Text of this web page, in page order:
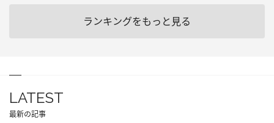
ランキングをもっと見る
LATEST
最新の記事